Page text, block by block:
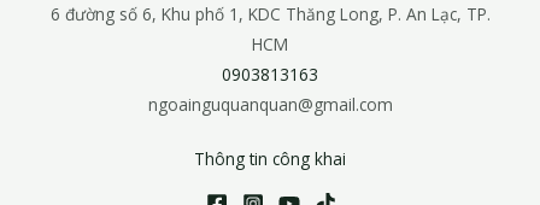
6 đường số 6, Khu phố 1, KDC Thăng Long, P. An Lạc, TP.
HCM
0903813163
ngoainguquanquan@gmail.com
Thông tin công khai